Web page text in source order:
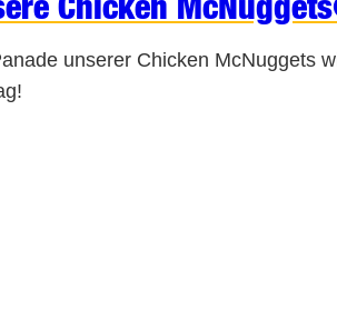
unserer Chicken McNuggets